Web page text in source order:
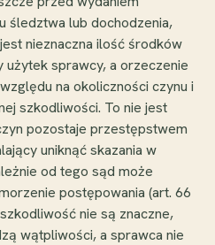
śledztwa lub dochodzenia,
nieznaczna ilość środków
użytek sprawcy, a orzeczenie
na okoliczności czynu i
szkodliwości. To nie jest
pozostaje przestępstwem
uniknąć skazania w
od tego sąd może
postępowania (art. 66
nie są znaczne,
wątpliwości, a sprawca nie